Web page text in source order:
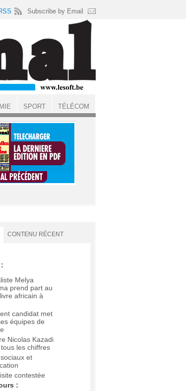
CONTENU RÉCENT
Melya
prend part au
africain à
candidat met
équipes de
Nicolas Kazadi
les chiffres
et
contestée
:
Subscribe by Email
SPORT TÉLÉCOM